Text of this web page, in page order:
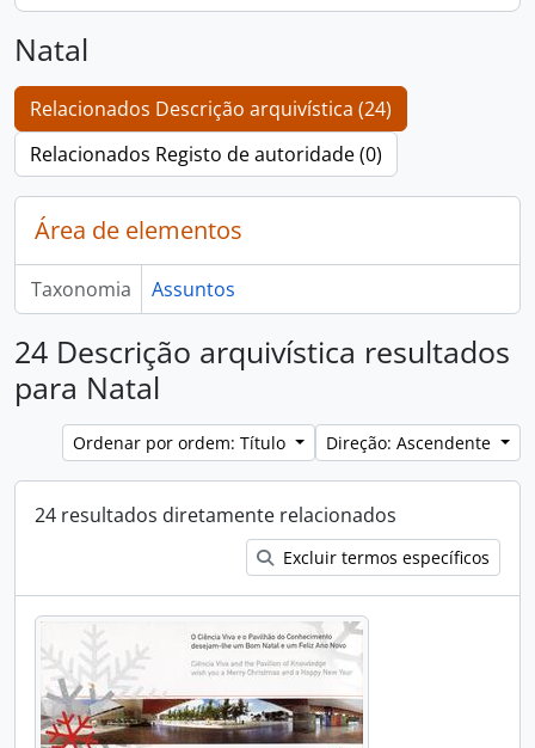
Natal
Relacionados Descrição arquivística (24)
Relacionados Registo de autoridade (0)
Área de elementos
Taxonomia Assuntos
24 Descrição arquivística resultados
para Natal
Ordenar por ordem: Título Direção: Ascendente
24 resultados diretamente relacionados
Excluir termos específicos